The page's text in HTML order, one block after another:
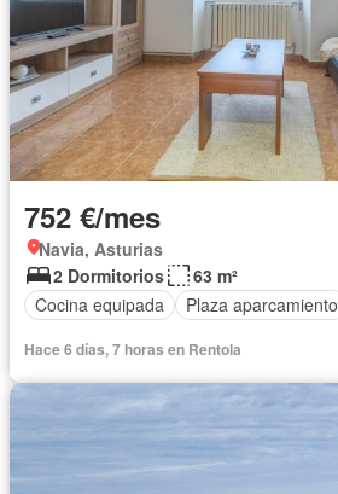
752 €/mes
Navia, Asturias
2 Dormitorios
63 m²
Cocina equipada
Plaza aparcamiento
Hace 6 días, 7 horas en Rentola